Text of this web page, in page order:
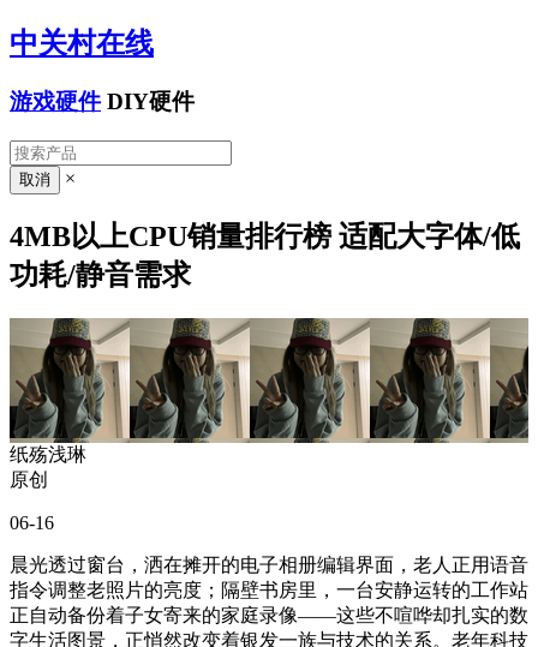
中关村在线
游戏硬件 DIY硬件
×
4MB以上CPU销量排行榜 适配大字体/低
功耗/静音需求
纸殇浅琳
原创
06-16
晨光透过窗台，洒在摊开的电子相册编辑界面，老人正用语音
指令调整老照片的亮度；隔壁书房里，一台安静运转的工作站
正自动备份着子女寄来的家庭录像——这些不喧哗却扎实的数
字生活图景，正悄然改变着银发一族与技术的关系。老年科技